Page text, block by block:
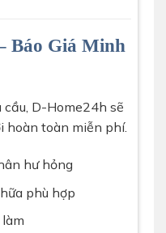
Báo Giá Minh
D-Home24h sẽ
hoàn toàn miễn phí.
hư hỏng
phù hợp